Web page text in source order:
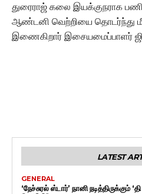
துரைராஜ் கலை இயக்குநராக
ஆண்டனி வெற்றியை தொடர்ந்து
இணைகிறார் இசையமைப்பாளர்
LATEST
GENERAL
‘நேச்சுரல் ஸ்டார்’ நானி நடித்திருக்கும்